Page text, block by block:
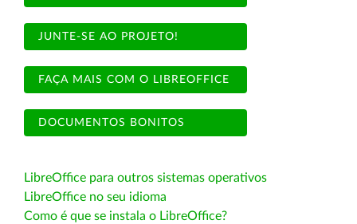
JUNTE-SE AO PROJETO!
FAÇA MAIS COM O LIBREOFFICE
DOCUMENTOS BONITOS
LibreOffice para outros sistemas operativos
LibreOffice no seu idioma
Como é que se instala o LibreOffice?